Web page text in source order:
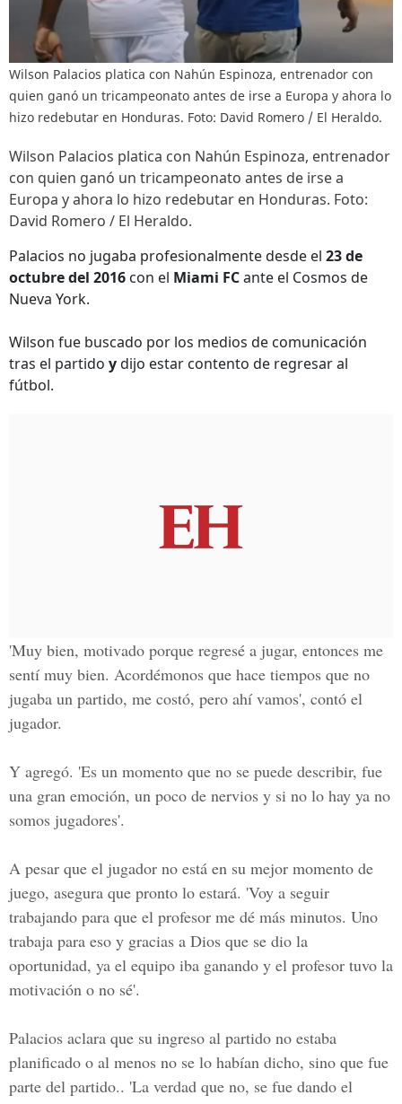
Wilson Palacios platica con Nahún Espinoza, entrenador con
quien ganó un tricampeonato antes de irse a Europa y ahora lo
hizo redebutar en Honduras. Foto: David Romero / El Heraldo.
Wilson Palacios platica con Nahún Espinoza, entrenador
con quien ganó un tricampeonato antes de irse a
Europa y ahora lo hizo redebutar en Honduras. Foto:
David Romero / El Heraldo.
Palacios no jugaba profesionalmente desde el 23 de
octubre del 2016 con el Miami FCante el Cosmos de
Nueva York.
Wilson fue buscado por los medios de comunicación
tras el partido ydijo estar contento de regresar al
fútbol.
'Muy bien, motivado porque regresé a jugar, entonces me
sentí muy bien. Acordémonos que hace tiempos que no
jugaba un partido, me costó, pero ahí vamos', contó el
jugador.
Y agregó. 'Es un momento que no se puede describir, fue
una gran emoción, un poco de nervios y si no lo hay ya no
somos jugadores'.
A pesar que el jugador no está en su mejor momento de
juego, asegura que pronto lo estará. 'Voy a seguir
trabajando para que el profesor me dé más minutos. Uno
trabaja para eso y gracias a Dios que se dio la
oportunidad, ya el equipo iba ganando y el profesor tuvo la
motivación o no sé'.
Palacios aclara que su ingreso al partido no estaba
planificado o al menos no se lo habían dicho, sino que fue
parte del partido.. 'La verdad que no, se fue dando el